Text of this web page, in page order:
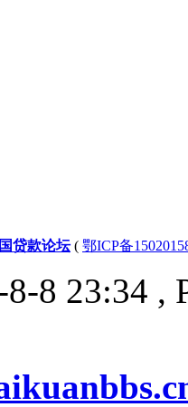
贷款论坛( 鄂ICP备
8 23:34 ,